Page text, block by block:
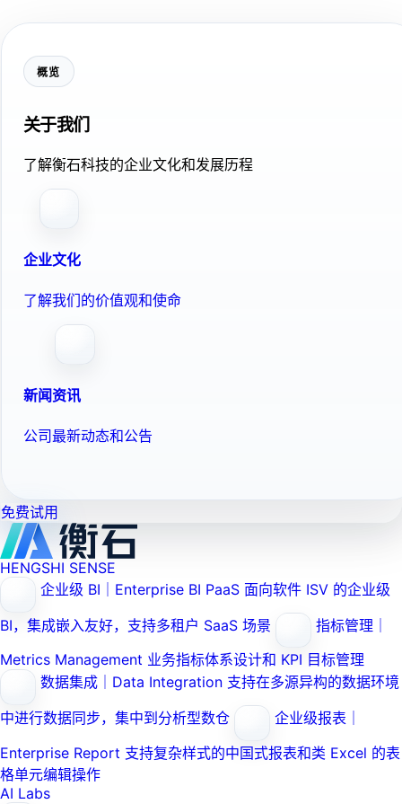
概览
关于我们
了解衡石科技的企业文化和发展历程
企业文化
了解我们的价值观和使命
新闻资讯
公司最新动态和公告
免费试用
HENGSHI SENSE
企业级 BI｜Enterprise BI PaaS 面向软件 ISV 的企业级
BI，集成嵌入友好，支持多租户 SaaS 场景
指标管理｜
Metrics Management 业务指标体系设计和 KPI 目标管理
数据集成｜Data Integration 支持在多源异构的数据环境
中进行数据同步，集中到分析型数仓
企业级报表｜
Enterprise Report 支持复杂样式的中国式报表和类 Excel 的表
格单元编辑操作
AI Labs